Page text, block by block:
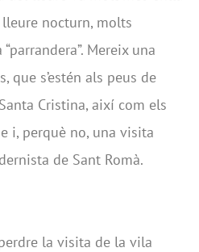
nocturn, molts
Mereix una
que s’estén als peus de
Cristina, així com els
i, perquè no, una visita
de Sant Romà.
la visita de la vila